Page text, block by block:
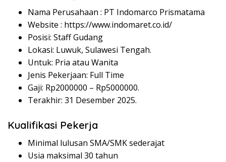
Nama Perusahaan : PT Indomarco Prismatama
Website : https://www.indomaret.co.id/
Posisi: Staff Gudang
Lokasi: Luwuk, Sulawesi Tengah.
Untuk: Pria atau Wanita
Jenis Pekerjaan: Full Time
Gaji: Rp2000000 – Rp5000000.
Terakhir: 31 Desember 2025.
Kualifikasi Pekerja
Minimal lulusan SMA/SMK sederajat
Usia maksimal 30 tahun